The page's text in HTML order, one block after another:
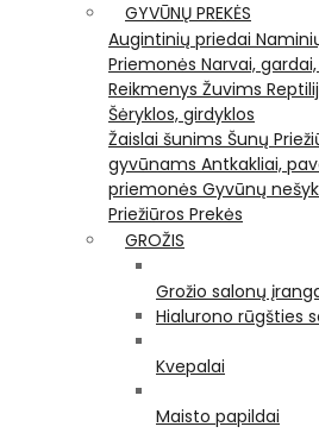
GYVŪNŲ PREKĖS
Augintinių priedai
Priemonės Narvai,
Reikmenys Žuvims
Šėryklos, girdyklos
Žaislai šunims Šunų
gyvūnams Antkakliai,
priemonės Gyvūnų
Priežiūros Prekės
GROŽIS
Grožio salonų
Hialurono rūgšties
Kvepalai
Maisto papildai